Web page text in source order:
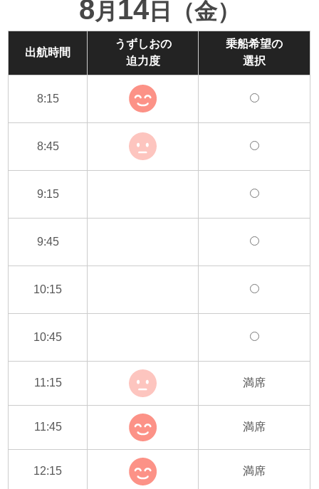
8月 14 日（金）
出航時間
うずしおの
迫力度
乗船希望の
選択
8:15
8:45
9:15
9:45
10:15
10:45
11:15 満席
11:45 満席
12:15 満席